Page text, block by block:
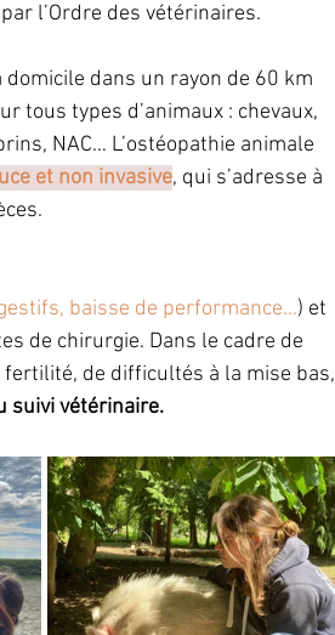
l’Ordre des vétérinaires.
dans un rayon de 60 km
tous types d’animaux : chevaux,
NAC… L’ostéopathie animale
et non invasive, qui s’adresse à
baisse de performance...) et
de chirurgie. Dans le cadre de
fertilité, de difficultés à la mise bas,
suivi vétérinaire.